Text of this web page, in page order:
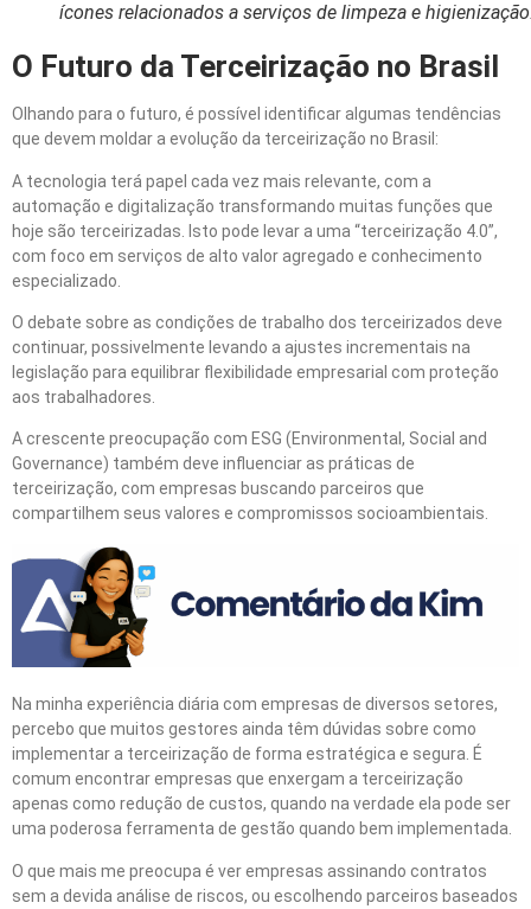
ícones relacionados a serviços de limpeza e
O Futuro da Terceirização no Brasil
Olhando para o futuro, é possível identificar algumas tendências
que devem moldar a evolução da terceirização no Brasil:
A tecnologia terá papel cada vez mais relevante, com a
automação e digitalização transformando muitas funções que
hoje são terceirizadas. Isto pode levar a uma “terceirização 4.0”,
com foco em serviços de alto valor agregado e conhecimento
especializado.
O debate sobre as condições de trabalho dos terceirizados deve
continuar, possivelmente levando a ajustes incrementais na
legislação para equilibrar flexibilidade empresarial com proteção
aos trabalhadores.
A crescente preocupação com ESG (Environmental, Social and
Governance) também deve influenciar as práticas de
terceirização, com empresas buscando parceiros que
compartilhem seus valores e compromissos socioambientais.
Na minha experiência diária com empresas de diversos setores,
percebo que muitos gestores ainda têm dúvidas sobre como
implementar a terceirização de forma estratégica e segura. É
comum encontrar empresas que enxergam a terceirização
apenas como redução de custos, quando na verdade ela pode ser
uma poderosa ferramenta de gestão quando bem implementada.
O que mais me preocupa é ver empresas assinando contratos
sem a devida análise de riscos, ou escolhendo parceiros baseados